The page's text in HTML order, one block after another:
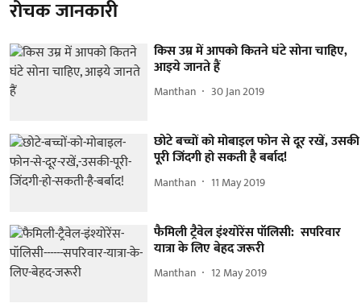
रोचक जानकारी
किस उम्र में आपको कितने घंटे सोना चाहिए,
आइये जानते हैं
Manthan 30 Jan 2019
छोटे बच्चों को मोबाइल फोन से दूर रखें, उसकी
पूरी जिंदगी हो सकती है बर्बाद!
Manthan 11 May 2019
फैमिली ट्रैवेल इंश्योरेंस पॉलिसी: सपरिवार
यात्रा के लिए बेहद जरूरी
Manthan 12 May 2019